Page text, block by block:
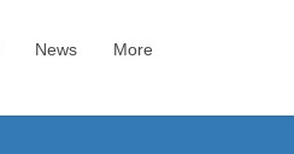
News More